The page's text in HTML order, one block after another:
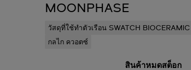
MOONPHASE
วัสดุที่ใช้ทำตัวเรือน SWATCH BIOCERAMIC
กลไก ควอตซ์
สินค้าหมดสต็อก